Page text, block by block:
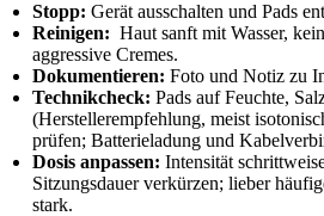
Stopp: Gerät ausschalten und Pads
Reinigen:
Haut sanft mit⁤ Wasser,⁤
aggressive Cremes.
Dokumentieren: Foto und Notiz ⁢zu
Technikcheck: Pads auf ‍Feuchte,
(Herstellerempfehlung, meist
prüfen; Batterieladung⁤ und
Dosis anpassen: Intensität
Sitzungsdauer ⁣verkürzen; lieber
stark.